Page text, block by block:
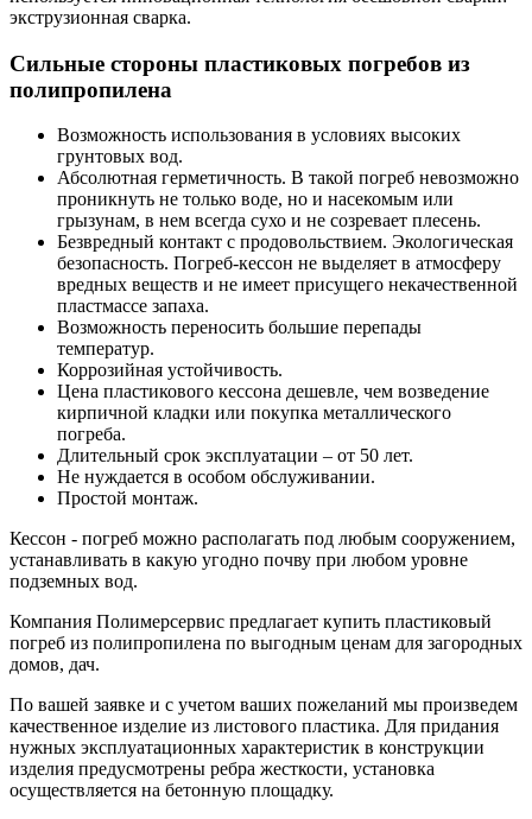
экструзионная сварка.
Сильные стороны пластиковых погребов из
полипропилена
Возможность использования в условиях высоких
грунтовых вод.
Абсолютная герметичность. В такой погреб невозможно
проникнуть не только воде, но и насекомым или
грызунам, в нем всегда сухо и не созревает плесень.
Безвредный контакт с продовольствием. Экологическая
безопасность. Погреб-кессон не выделяет в атмосферу
вредных веществ и не имеет присущего некачественной
пластмассе запаха.
Возможность переносить большие перепады
температур.
Коррозийная устойчивость.
Цена пластикового кессона дешевле, чем возведение
кирпичной кладки или покупка металлического
погреба.
Длительный срок эксплуатации – от 50 лет.
Не нуждается в особом обслуживании.
Простой монтаж.
Кессон - погреб можно располагать под любым сооружением,
устанавливать в какую угодно почву при любом уровне
подземных вод.
Компания Полимерсервис предлагает купить пластиковый
погреб из полипропилена по выгодным ценам для загородных
домов, дач.
По вашей заявке и с учетом ваших пожеланий мы произведем
качественное изделие из листового пластика. Для придания
нужных эксплуатационных характеристик в конструкции
изделия предусмотрены ребра жесткости, установка
осуществляется на бетонную площадку.